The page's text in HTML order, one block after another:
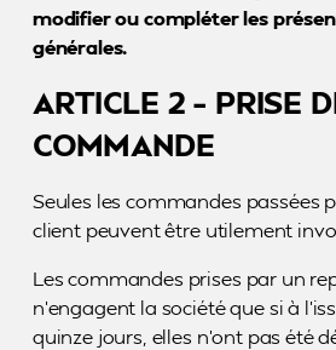
modifier ou compléter les
générales.
ARTICLE 2 – PRISE
COMMANDE
Seules les commandes passées
client peuvent être utilement
Les commandes prises par un
n’engagent la société que si à
quinze jours, elles n’ont pas été